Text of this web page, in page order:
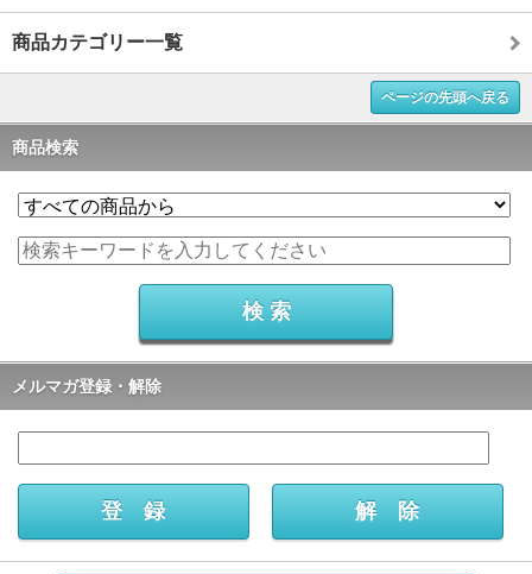
商品カテゴリー一覧
ページの先頭へ戻る
商品検索
メルマガ登録・解除